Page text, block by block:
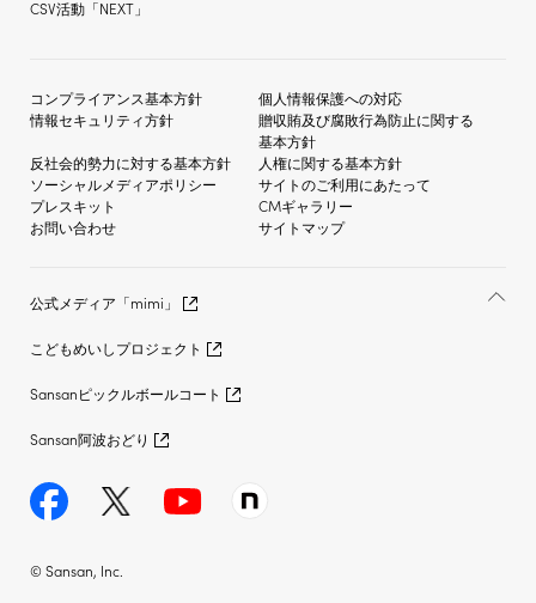
CSV活動「NEXT」
コンプライアンス基本方針
個人情報保護への対応
情報セキュリティ方針
贈収賄及び腐敗行為防止に関する
基本方針
反社会的勢力に対する基本方針
人権に関する基本方針
ソーシャルメディアポリシー
サイトのご利用にあたって
プレスキット
CMギャラリー
お問い合わせ
サイトマップ
公式メディア「mimi」
こどもめいしプロジェクト
Sansanピックルボールコート
Sansan阿波おどり
© Sansan, Inc.